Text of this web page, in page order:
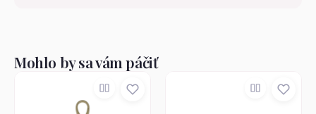
Mohlo by sa vám páčiť